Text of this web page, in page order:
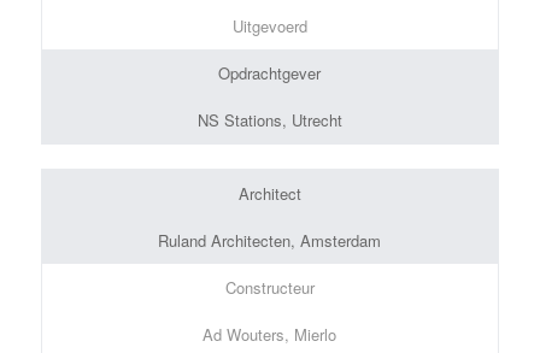
Uitgevoerd
Opdrachtgever
NS Stations, Utrecht
Architect
Ruland Architecten, Amsterdam
Constructeur
Ad Wouters, Mierlo